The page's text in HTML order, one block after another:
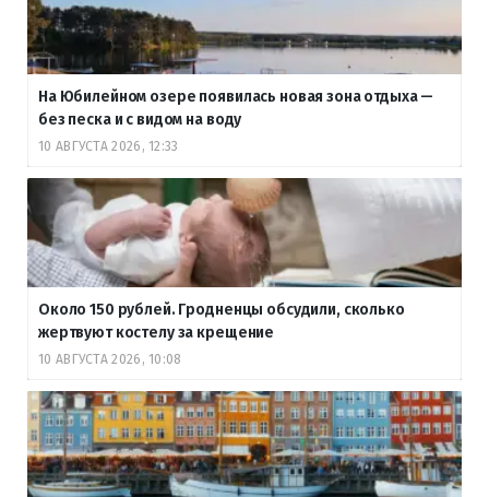
На Юбилейном озере появилась новая зона отдыха —
без песка и с видом на воду
10 АВГУСТА 2026, 12:33
Около 150 рублей. Гродненцы обсудили, сколько
жертвуют костелу за крещение
10 АВГУСТА 2026, 10:08